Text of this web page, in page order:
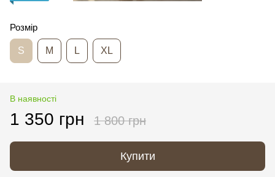
Розмір
S M L XL
В наявності
1 350 грн 1 800 грн
Купити